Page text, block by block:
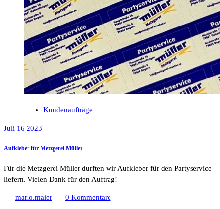
Kundenaufträge
Juli 16 2023
Aufkleber für Metzgerei Müller
Für die Metzgerei Müller durften wir Aufkleber für den Partyservice
liefern. Vielen Dank für den Auftrag!
mario.maier 0 Kommentare